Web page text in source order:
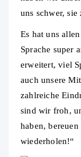
uns schwer, sie
Es hat uns
Sprache super
erweitert, viel
auch unsere
zahlreiche
sind wir froh,
haben,
wiederholen!“